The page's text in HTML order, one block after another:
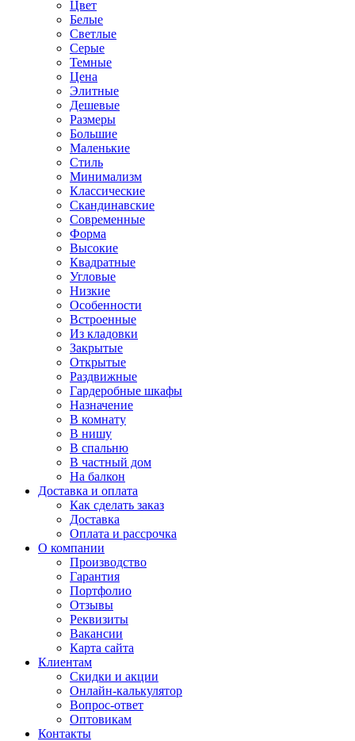
Цвет
Белые
Светлые
Серые
Темные
Цена
Элитные
Дешевые
Размеры
Большие
Маленькие
Стиль
Минимализм
Классические
Скандинавские
Современные
Форма
Высокие
Квадратные
Угловые
Низкие
Особенности
Встроенные
Из кладовки
Закрытые
Открытые
Раздвижные
Гардеробные шкафы
Назначение
В комнату
В нишу
В спальню
В частный дом
На балкон
Доставка и оплата
Как сделать заказ
Доставка
Оплата и рассрочка
О компании
Производство
Гарантия
Портфолио
Отзывы
Реквизиты
Вакансии
Карта сайта
Клиентам
Скидки и акции
Онлайн-калькулятор
Вопрос-ответ
Оптовикам
Контакты